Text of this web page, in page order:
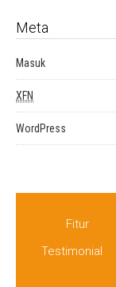
Meta
Masuk
XFN
WordPress
Fitur
Testimonial